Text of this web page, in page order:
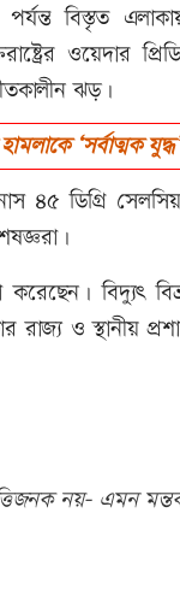
পর্যন্ত বিস্তৃত
ওয়েদার
ঝড়।
‘সর্বাত্মক
৪৫ ডিগ্রি
বিদ্যুৎ
ও স্থানীয়
নয়- এমন